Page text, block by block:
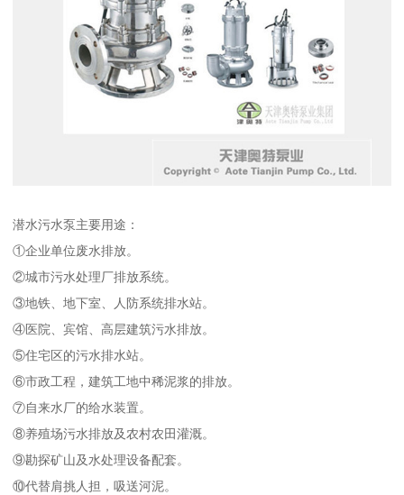
潜水污水泵主要用途：
①企业单位废水排放。
②城市污水处理厂排放系统。
③地铁、地下室、人防系统排水站。
④医院、宾馆、高层建筑污水排放。
⑤住宅区的污水排水站。
⑥市政工程，建筑工地中稀泥浆的排放。
⑦自来水厂的给水装置。
⑧养殖场污水排放及农村农田灌溉。
⑨勘探矿山及水处理设备配套。
⑩代替肩挑人担，吸送河泥。